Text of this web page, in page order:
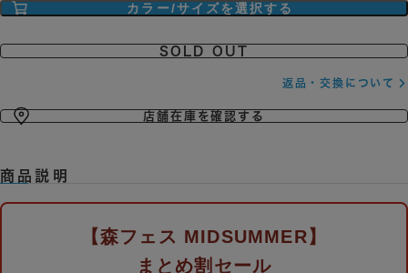
カラー/サイズを選択する
SOLD OUT
返品・交換について
店舗在庫を確認する
商品説明
【森フェス MIDSUMMER】
まとめ割セール